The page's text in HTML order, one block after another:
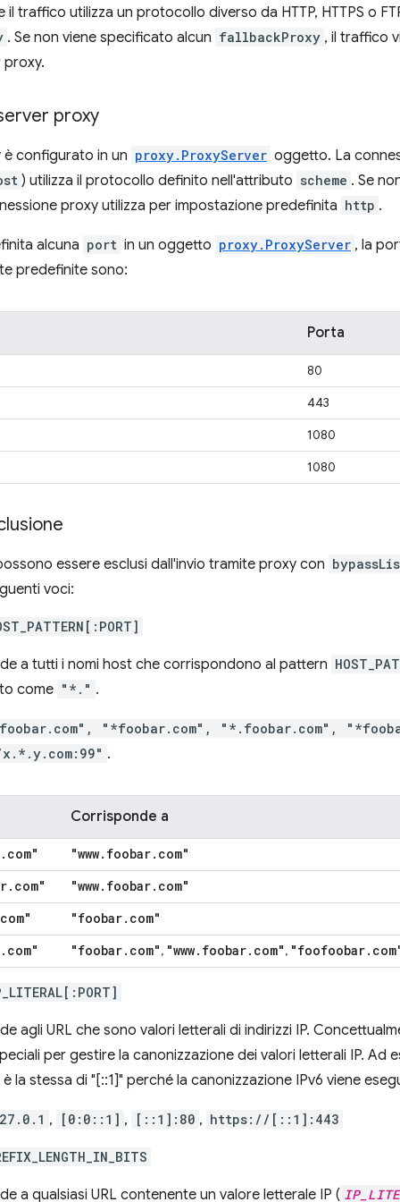
traffico utilizza un protocollo diverso da HTTP, HTTPS o
. Se non viene specificato alcun fallbackProxy , il traffico
proxy.
proxy
è configurato in un proxy.ProxyServer oggetto. La
) utilizza il protocollo definito nell'attributo scheme . Se
proxy utilizza per impostazione predefinita http .
alcuna port in un oggetto proxy.ProxyServer , la
predefinite sono:
Porta
80
443
1080
1080
essere esclusi dall'invio tramite proxy con
voci:
a tutti i nomi host che corrispondono al pattern
come "*." .
"*foobar.com", "*.foobar.com",
.
Corrisponde a
. com" "www. foobar. com"
. com" "www. foobar. com"
com"
"foobar. com"
. com" "foobar. com", "www. foobar. com", "foofoobar.
agli URL che sono valori letterali di indirizzi IP.
per gestire la canonizzazione dei valori letterali IP. Ad
la stessa di "[::1]" perché la canonizzazione IPv6 viene
, [0:0::1] , [::1]:80 , https://[::1]:443
a qualsiasi URL contenente un valore letterale IP (